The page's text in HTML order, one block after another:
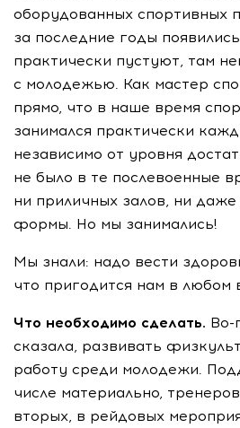
оборудованных спортивных
за последние годы
практически пустуют, там
с молодежью. Как мастер
прямо, что в наше время
занимался практически
независимо от уровня
не было в те послевоенные
ни приличных залов, ни даже
формы. Но мы занимались!
Мы знали: надо вести
что пригодится нам в любом
Что необходимо сделать. Во-
сказала, развивать
работу среди молодежи.
числе материально,
вторых, в рейдовых